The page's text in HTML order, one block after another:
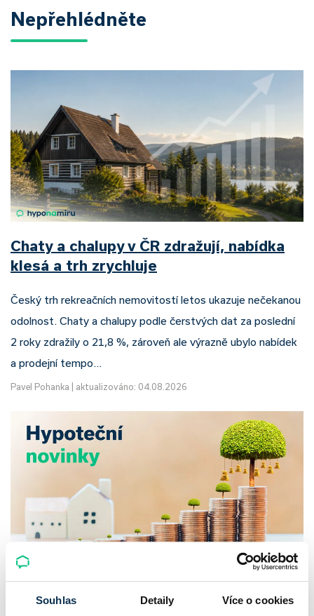
Souhlas Detaily Více o cookies
Nepřehlédněte
Chaty a chalupy v ČR zdražují, nabídka
klesá a trh zrychluje
Český trh rekreačních nemovitostí letos ukazuje nečekanou
odolnost. Chaty a chalupy podle čerstvých dat za poslední
2 roky zdražily o 21,8 %, zároveň ale výrazně ubylo nabídek
a prodejní tempo…
Pavel Pohanka aktualizováno: 04.08.2026
UniCredit Bank od 27.7.2026 zdražuje
hypotéky, zatímco Raiffeisenbank